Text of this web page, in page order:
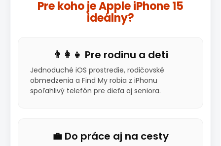
Pre koho je Apple iPhone 15
ideálny?
👨‍👩‍👧 Pre rodinu a deti
Jednoduché iOS prostredie, rodičovské
obmedzenia a Find My robia z iPhonu
spoľahlivý telefón pre dieťa aj seniora.
💼 Do práce aj na cesty